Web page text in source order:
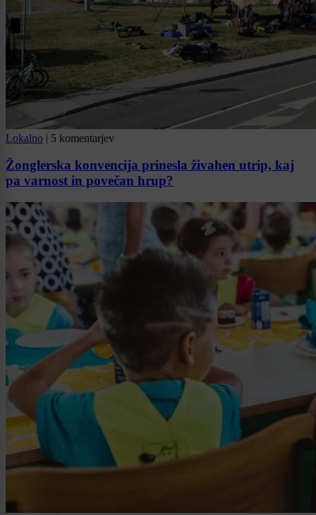
Lokalno | 5 komentarjev
Žonglerska konvencija prinesla živahen utrip, kaj
pa varnost in povečan hrup?